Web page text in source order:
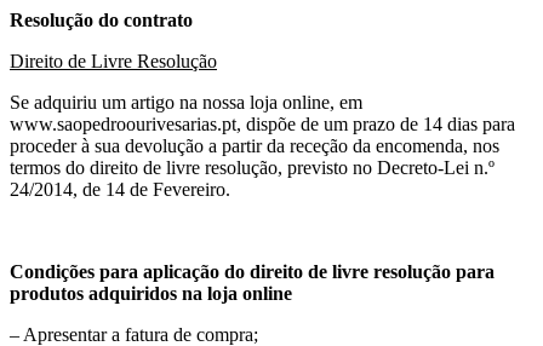
Resolução do contrato
Direito de Livre Resolução
Se adquiriu um artigo na nossa loja online, em
www.saopedroourivesarias.pt, dispõe de um prazo de 14 dias para
proceder à sua devolução a partir da receção da encomenda, nos
termos do direito de livre resolução, previsto no Decreto-Lei n.º
24/2014, de 14 de Fevereiro.
Condições para aplicação do direito de livre resolução para
produtos adquiridos na loja online
– Apresentar a fatura de compra;